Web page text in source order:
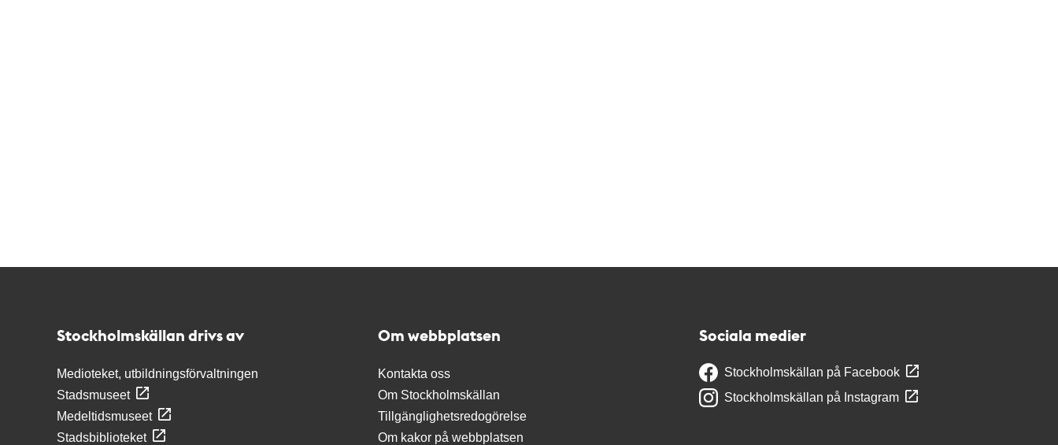
Stockholmskällan drivs av
Medioteket, utbildningsförvaltningen
Stadsmuseet
Medeltidsmuseet
Stadsbiblioteket
Om webbplatsen
Kontakta oss
Om Stockholmskällan
Tillgänglighetsredogörelse
Om kakor på webbplatsen
Sociala medier
Stockholmskällan på Facebook
Stockholmskällan på Instagram